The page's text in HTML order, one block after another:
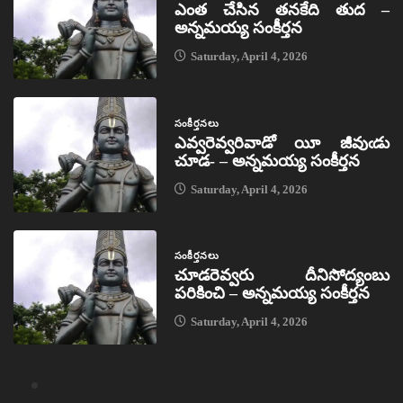
ఎంత చేసిన తనకేది తుద –
అన్నమయ్య సంకీర్తన
Saturday, April 4, 2026
సంకీర్తనలు
ఎవ్వరెవ్వరివాడో యీ జీవుఁడు
చూడ- – అన్నమయ్య సంకీర్తన
Saturday, April 4, 2026
సంకీర్తనలు
చూడరెవ్వరు దీనిసోద్యంబు
పరికించి – అన్నమయ్య సంకీర్తన
Saturday, April 4, 2026